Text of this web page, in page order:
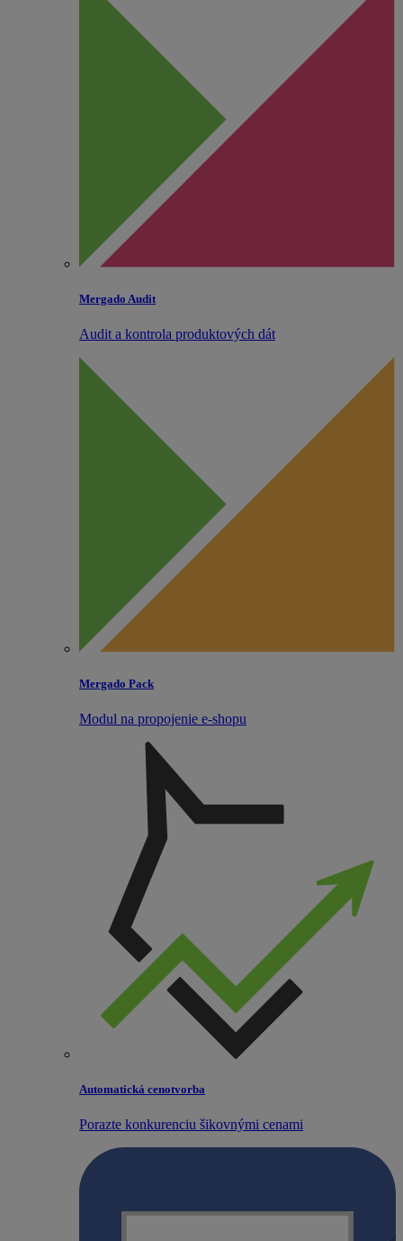
Mergado Audit
Audit a kontrola produktových dát
Mergado Pack
Modul na propojenie e‑shopu
Automatická cenotvorba
Porazte konkurenciu šikovnými cenami